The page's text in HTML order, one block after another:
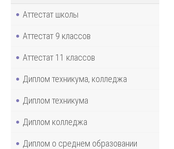
Аттестат школы
Аттестат 9 классов
Аттестат 11 классов
Диплом техникума, колледжа
Диплом техникума
Диплом колледжа
Диплом о среднем образовании